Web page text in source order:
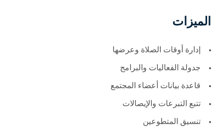
الميزات
إدارة أوقات الصلاة وعرضها
جدولة الفعاليات والبرامج
قاعدة بيانات أعضاء المجتمع
تتبع التبرعات والإيصالات
تنسيق المتطوعين